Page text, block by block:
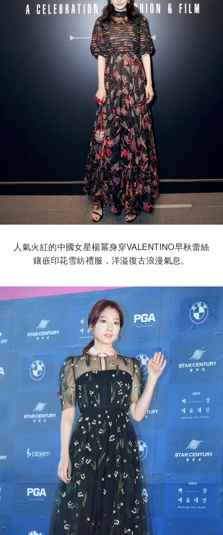
人氣火紅的中國女星楊冪身穿VALENTINO早秋蕾絲
鑲嵌印花雪紡禮服，洋溢復古浪漫氣息。